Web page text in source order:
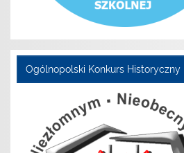
Ogólnopolski Konkurs Historyczny